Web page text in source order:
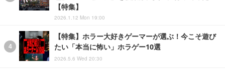
【特集】
2026.1.12 Mon 19:00
【特集】ホラー大好きゲーマーが選ぶ！今こそ遊び
たい「本当に怖い」ホラゲー10選
2026.5.6 Wed 20:30